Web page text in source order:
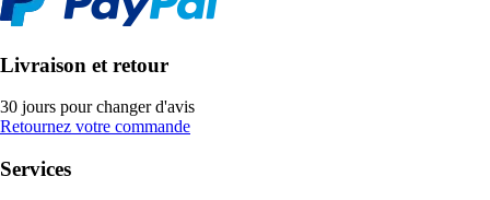
Livraison et retour
30 jours pour changer d'avis
Retournez votre commande
Services